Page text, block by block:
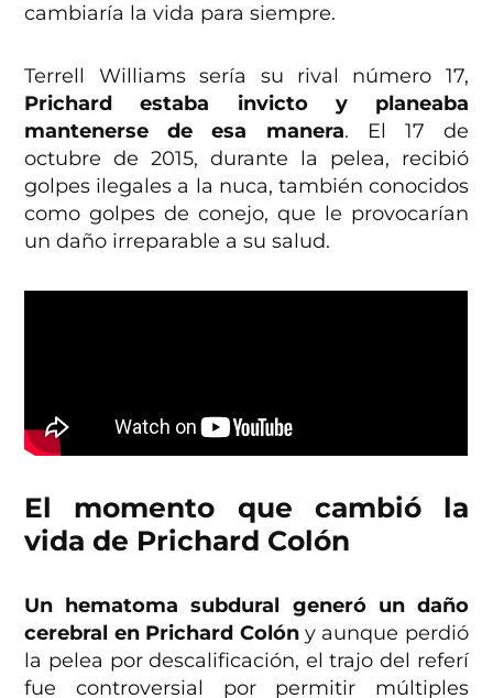
cambiaría la vida para siempre.
Terrell Williams sería su rival número 17,
Prichard estaba invicto y planeaba
mantenerse de esa manera. El 17 de
octubre de 2015, durante la pelea, recibió
golpes ilegales a la nuca, también conocidos
como golpes de conejo, que le provocarían
un daño irreparable a su salud.
El momento que cambió la
vida de Prichard Colón
Un hematoma subdural generó un daño
cerebral en Prichard Colóny aunque perdió
la pelea por descalificación, el trajo del referí
fue controversial por permitir múltiples